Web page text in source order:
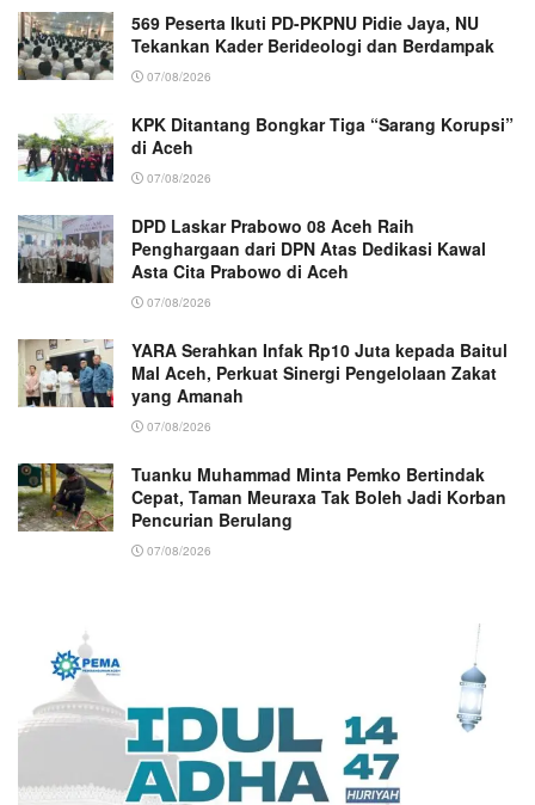
569 Peserta Ikuti PD-PKPNU Pidie Jaya, NU
Tekankan Kader Berideologi dan Berdampak
07/08/2026
KPK Ditantang Bongkar Tiga “Sarang Korupsi”
di Aceh
07/08/2026
DPD Laskar Prabowo 08 Aceh Raih
Penghargaan dari DPN Atas Dedikasi Kawal
Asta Cita Prabowo di Aceh
07/08/2026
YARA Serahkan Infak Rp10 Juta kepada Baitul
Mal Aceh, Perkuat Sinergi Pengelolaan Zakat
yang Amanah ‎
07/08/2026
Tuanku Muhammad Minta Pemko Bertindak
Cepat, Taman Meuraxa Tak Boleh Jadi Korban
Pencurian Berulang
07/08/2026